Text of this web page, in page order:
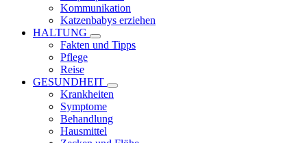
Kommunikation
Katzenbabys erziehen
HALTUNG
Fakten und Tipps
Pflege
Reise
GESUNDHEIT
Krankheiten
Symptome
Behandlung
Hausmittel